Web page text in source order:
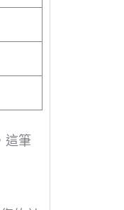
這筆